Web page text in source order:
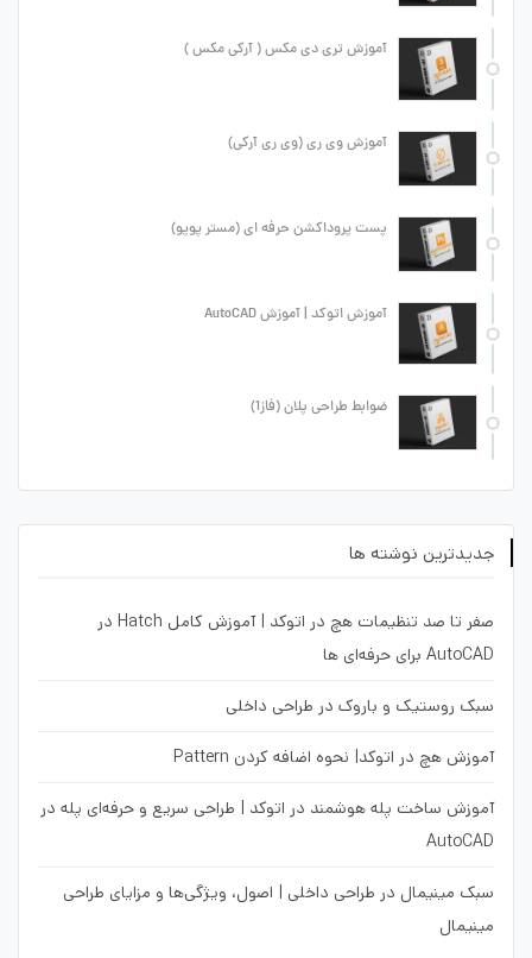
آموزش تری دی مکس ( آرکی مکس )
آموزش وی ری (وی ری آرکی)
پست پروداکشن حرفه ای (مستر پوپو)
آموزش اتوکد | آموزش AutoCAD
ضوابط طراحی پلان (فاز1)
جدیدترین نوشته ها
صفر تا صد تنظیمات هچ در اتوکد | آموزش کامل Hatch در
AutoCAD برای حرفه‌ای ها
سبک روستیک و باروک در طراحی داخلی
آموزش هچ در اتوکد| نحوه اضافه کردن Pattern
آموزش ساخت پله هوشمند در اتوکد | طراحی سریع و حرفه‌ای پله در
AutoCAD
سبک مینیمال در طراحی داخلی | اصول، ویژگی‌ها و مزایای طراحی
مینیمال